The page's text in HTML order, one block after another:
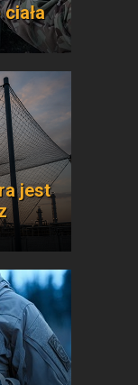
jest